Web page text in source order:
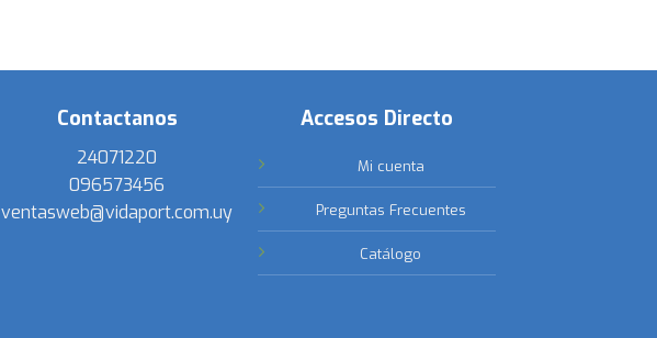
Contactanos
24071220
096573456
ventasweb@vidaport.com.uy
Accesos Directo
Mi cuenta
Preguntas Frecuentes
Catálogo